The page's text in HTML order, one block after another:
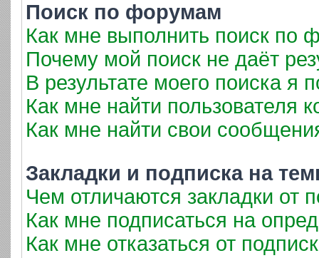
Поиск по форумам
Как мне выполнить поиск по
Почему мой поиск не даёт
В результате моего поиска я
Как мне найти пользователя
Как мне найти свои
Закладки и подписка на
Чем отличаются закладки от
Как мне подписаться на
Как мне отказаться от